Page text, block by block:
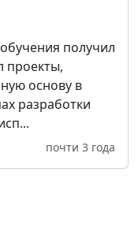
получил
проекты,
основу в
разработки
почти 3 года